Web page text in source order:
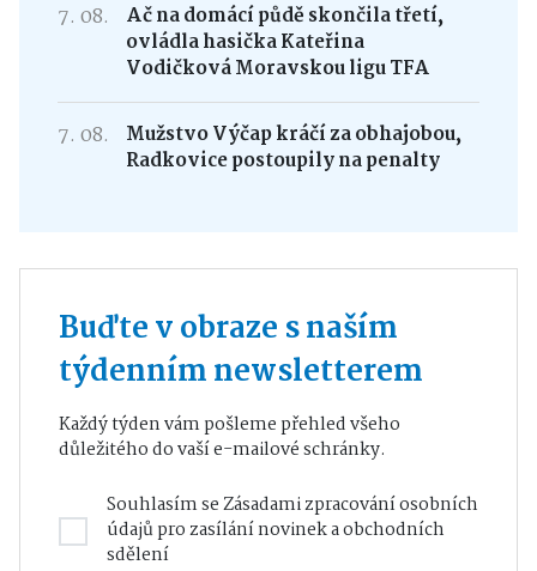
7. 08.
Ač na domácí půdě skončila třetí,
ovládla hasička Kateřina
Vodičková Moravskou ligu TFA
7. 08.
Mužstvo Výčap kráčí za obhajobou,
Radkovice postoupily na penalty
Buďte v obraze s naším
týdenním newsletterem
Každý týden vám pošleme přehled všeho
důležitého do vaší e-mailové schránky.
Souhlasím seZásadami zpracování osobních
údajůpro zasílání novinek a obchodních
sdělení